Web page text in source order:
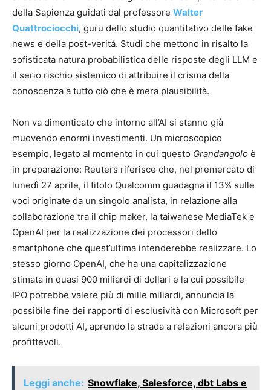
della Sapienza guidati dal professore Walter
Quattrociocchi, guru dello studio quantitativo delle fake
news e della post-verità. Studi che mettono in risalto la
sofisticata natura probabilistica delle risposte degli LLM e
il serio rischio sistemico di attribuire il crisma della
conoscenza a tutto ciò che è mera plausibilità.
Non va dimenticato che intorno all’AI si stanno già
muovendo enormi investimenti. Un microscopico
esempio, legato al momento in cui questo Grandangolo è
in preparazione: Reuters riferisce che, nel premercato di
lunedì 27 aprile, il titolo Qualcomm guadagna il 13% sulle
voci originate da un singolo analista, in relazione alla
collaborazione tra il chip maker, la taiwanese MediaTek e
OpenAI per la realizzazione dei processori dello
smartphone che quest’ultima intenderebbe realizzare. Lo
stesso giorno OpenAI, che ha una capitalizzazione
stimata in quasi 900 miliardi di dollari e la cui possibile
IPO potrebbe valere più di mille miliardi, annuncia la
possibile fine dei rapporti di esclusività con Microsoft per
alcuni prodotti AI, aprendo la strada a relazioni ancora più
profittevoli.
Leggi anche: Snowflake, Salesforce, dbt Labs e